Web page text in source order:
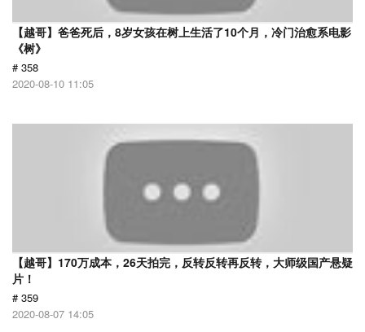
【越哥】爸爸死后，8岁女孩在树上生活了10个月，冷门治愈系电影
《树》
# 358
2020-08-10 11:05
【越哥】170万成本，26天拍完，反转反转再反转，大师级国产悬疑
片！
# 359
2020-08-07 14:05